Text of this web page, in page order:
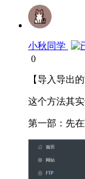
小秋同学
0
【导入导出的
这个方法其
第一部：先